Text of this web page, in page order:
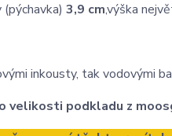
3,9 cm,výška
inkousty, tak vodovými
velikosti podkladu z